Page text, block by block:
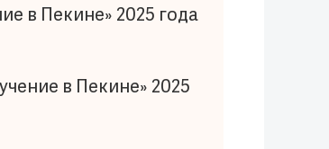
в Пекине» 2025 года
в Пекине» 2025